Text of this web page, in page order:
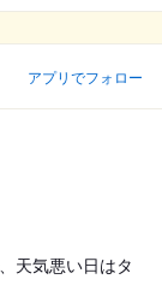
アプリでフォロー
天気悪い日はタ